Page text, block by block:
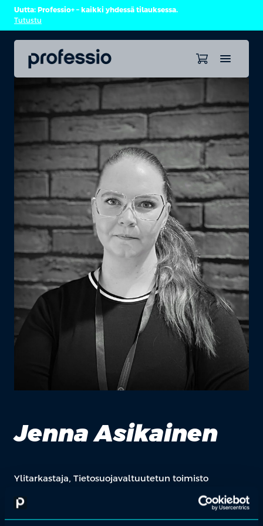
Uutta: Professio+ – kaikki yhdessä tilauksessa.
Tutustu
Jenna Asikainen
Ylitarkastaja, Tietosuojavaltuutetun toimisto
Ylitarkastaja Jenna Veera Asikainen on toiminut tehtävässään